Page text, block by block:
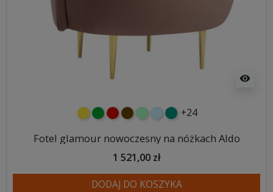
visibility
żółtyzielonyczerwony
czekoladowy
miętowybłękitny
turkusowy
+24
Fotel glamour nowoczesny na nóżkach Aldo
1 521,00 zł
DODAJ DO KOSZYKA